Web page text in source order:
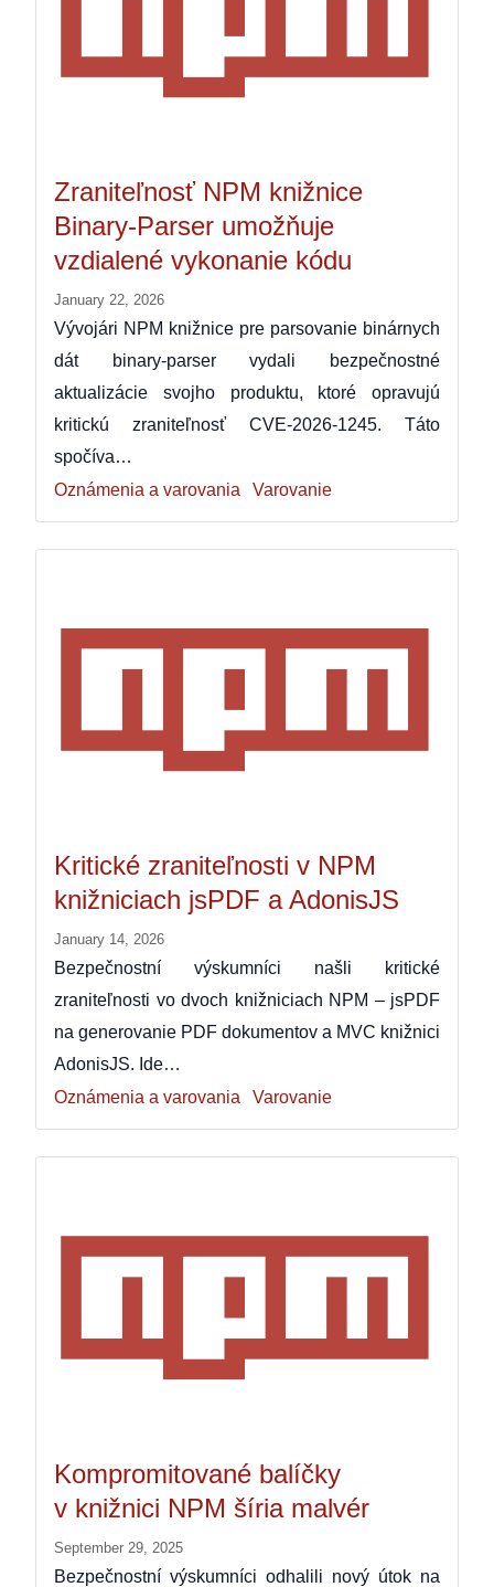
Zraniteľnosť NPM knižnice
Binary-Parser umožňuje
vzdialené vykonanie kódu
January 22, 2026
Vývojári NPM knižnice pre parsovanie binárnych
dát binary-parser vydali bezpečnostné
aktualizácie svojho produktu, ktoré opravujú
kritickú zraniteľnosť CVE‑2026‑1245. Táto
spočíva…
Oznámenia a varovania
Varovanie
Kritické zraniteľnosti v NPM
knižniciach jsPDF a AdonisJS
January 14, 2026
Bezpečnostní výskumníci našli kritické
zraniteľnosti vo dvoch knižniciach NPM – jsPDF
na generovanie PDF dokumentov a MVC knižnici
AdonisJS. Ide…
Oznámenia a varovania
Varovanie
Kompromitované balíčky
v knižnici NPM šíria malvér
September 29, 2025
Bezpečnostní výskumníci odhalili nový útok na